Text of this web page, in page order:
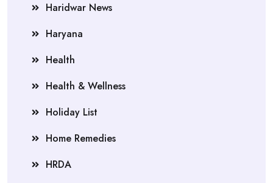
Haridwar News
Haryana
Health
Health & Wellness
Holiday List
Home Remedies
HRDA